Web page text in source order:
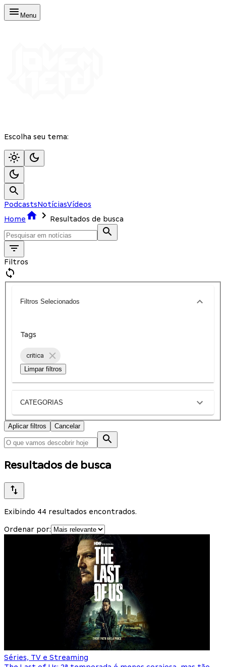
Menu
Escolha seu tema:
PodcastsNotíciasVídeos
Home
Resultados de busca
Filtros
Filtros Selecionados
Tags
critica
Limpar filtros
CATEGORIAS
Aplicar filtros Cancelar
Resultados de busca
Exibindo 44 resultados encontrados.
Ordenar por:
Séries, TV e Streaming